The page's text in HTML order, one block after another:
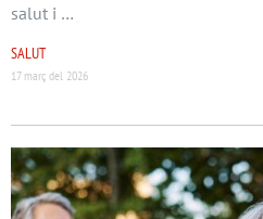
salut i …
SALUT
17 març del 2026